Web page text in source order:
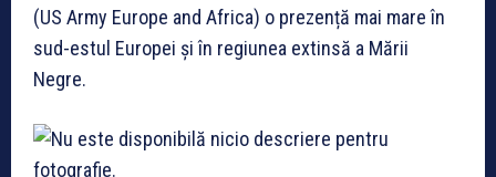
(US Army Europe and Africa) o prezență mai mare în
sud-estul Europei și în regiunea extinsă a Mării
Negre.